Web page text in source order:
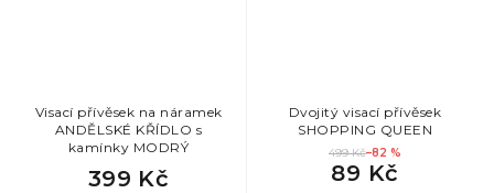
Visací přívěsek na náramek
ANDĚLSKÉ KŘÍDLO s
kamínky MODRÝ
399 Kč
Dvojitý visací přívěsek
SHOPPING QUEEN
499 Kč–82 %
89 Kč